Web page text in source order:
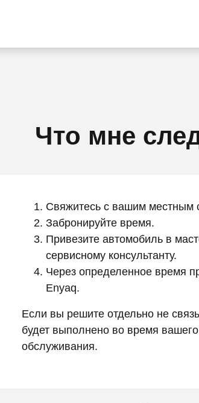
Что мне
Свяжитесь с вашим местным
Забронируйте время.
Привезите автомобиль в
сервисному консультанту.
Через определенное время
Enyaq.
Если вы решите отдельно не
будет выполнено во время вашего
обслуживания.